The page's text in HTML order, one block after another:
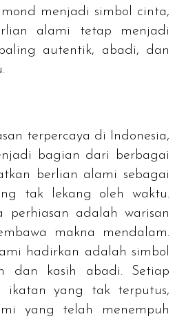
menjadi simbol cinta,
alami tetap menjadi
autentik, abadi, dan
terpercaya di Indonesia,
bagian dari berbagai
berlian alami sebagai
tak lekang oleh waktu.
perhiasan adalah warisan
makna mendalam.
hadirkan adalah simbol
dan kasih abadi. Setiap
ikatan yang tak terputus,
yang telah menempuh